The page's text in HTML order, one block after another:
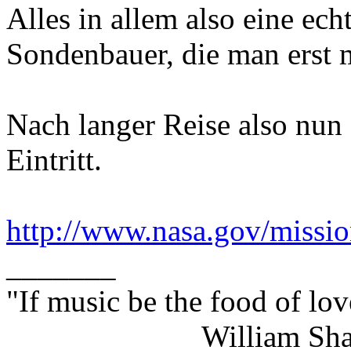
Alles in allem also eine
Sondenbauer, die man
Nach langer Reise also
Eintritt.
http://www.nasa.gov/
"If music be the food of
William